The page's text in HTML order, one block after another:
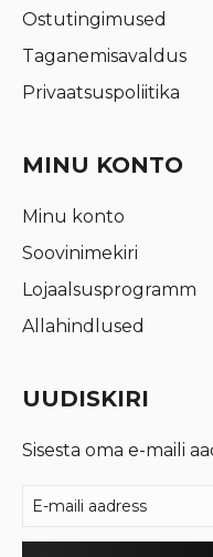
Ostutingimused
Taganemisavaldus
Privaatsuspoliitika
MINU KONTO
Minu konto
Soovinimekiri
Lojaalsusprogramm
Allahindlused
UUDISKIRI
Sisesta oma e-maili